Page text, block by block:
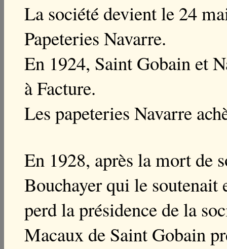
La société devient le 24
Papeteries Navarre.
En 1924, Saint Gobain et
à Facture.
Les papeteries Navarre
En 1928, après la mort de
Bouchayer qui le soutenait
perd la présidence de la
Macaux de Saint Gobain